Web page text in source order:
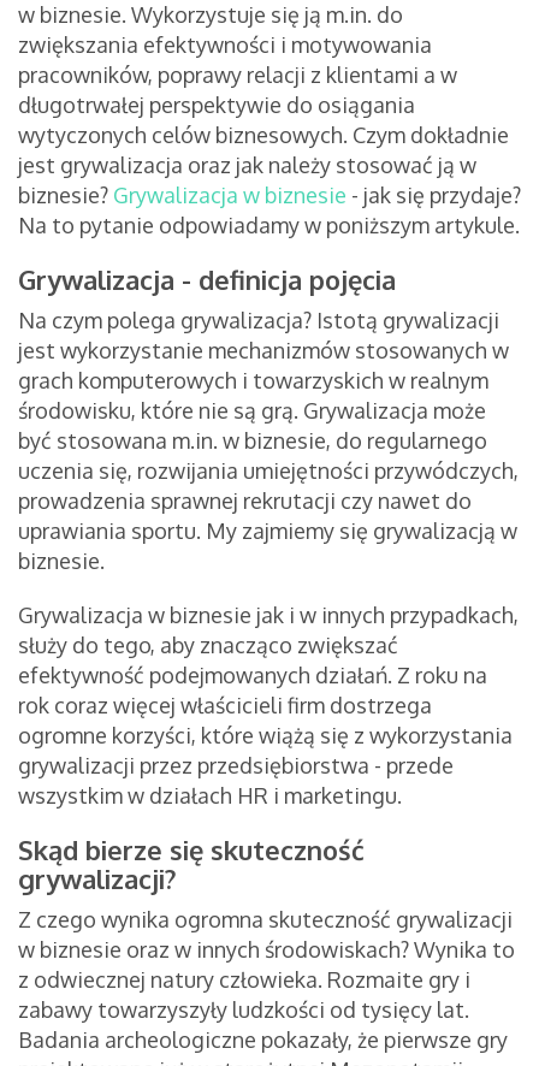
w biznesie. Wykorzystuje się ją m.in. do
zwiększania efektywności i motywowania
pracowników, poprawy relacji z klientami a w
długotrwałej perspektywie do osiągania
wytyczonych celów biznesowych. Czym dokładnie
jest grywalizacja oraz jak należy stosować ją w
biznesie? Grywalizacja w biznesie - jak się przydaje?
Na to pytanie odpowiadamy w poniższym artykule.
Grywalizacja - definicja pojęcia
Na czym polega grywalizacja? Istotą grywalizacji
jest wykorzystanie mechanizmów stosowanych w
grach komputerowych i towarzyskich w realnym
środowisku, które nie są grą. Grywalizacja może
być stosowana m.in. w biznesie, do regularnego
uczenia się, rozwijania umiejętności przywódczych,
prowadzenia sprawnej rekrutacji czy nawet do
uprawiania sportu. My zajmiemy się grywalizacją w
biznesie.
Grywalizacja w biznesie jak i w innych przypadkach,
służy do tego, aby znacząco zwiększać
efektywność podejmowanych działań. Z roku na
rok coraz więcej właścicieli firm dostrzega
ogromne korzyści, które wiążą się z wykorzystania
grywalizacji przez przedsiębiorstwa - przede
wszystkim w działach HR i marketingu.
Skąd bierze się skuteczność
grywalizacji?
Z czego wynika ogromna skuteczność grywalizacji
w biznesie oraz w innych środowiskach? Wynika to
z odwiecznej natury człowieka. Rozmaite gry i
zabawy towarzyszyły ludzkości od tysięcy lat.
Badania archeologiczne pokazały, że pierwsze gry